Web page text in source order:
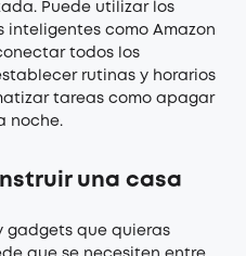
Puede utilizar los
inteligentes como Amazon
todos los
rutinas y horarios
tareas como apagar
noche.
una casa
gadgets que quieras